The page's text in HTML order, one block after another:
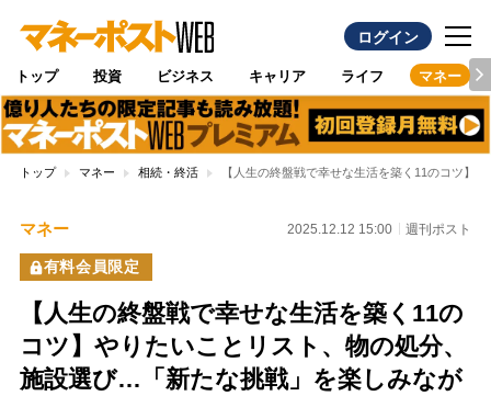
ログイン
トップ 投資 ビジネス キャリア ライフ マネー
トップ マネー 相続・終活 【人生の終盤戦で幸せな生活を築く11のコツ】
マネー 2025.12.12 15:00 週刊ポスト
有料会員限定
【人生の終盤戦で幸せな生活を築く11の
コツ】やりたいことリスト、物の処分、
施設選び…「新たな挑戦」を楽しみなが